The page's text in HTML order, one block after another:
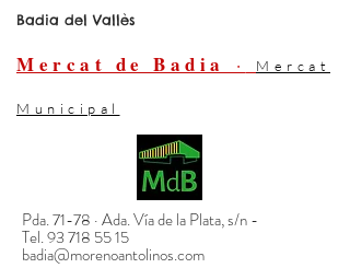
Badia del Vallès
Mercat de Badia · Mercat
Municipal
Pda. 71-78 · Ada. Vía de la Plata, s/n -
Tel.93 718 55 15
badia@morenoantolinos.com